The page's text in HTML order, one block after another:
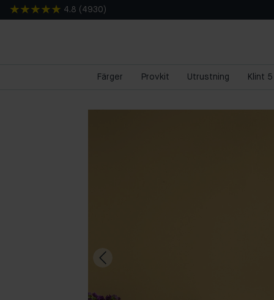
4.8 ( 4930 )
Färger Provkit Utrustning Klint